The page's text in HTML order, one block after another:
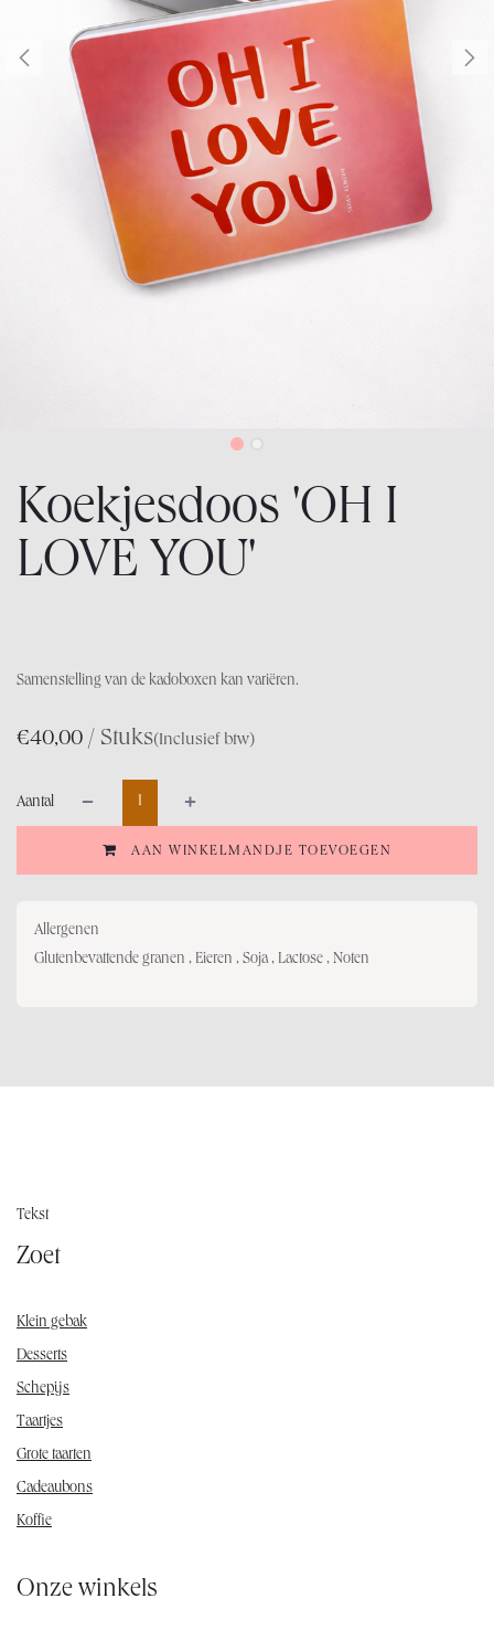
Koekjesdoos 'OH I
LOVE YOU'
Samenstelling van de kadoboxen kan variëren.
40,00
€ / Stuks(Inclusief btw)
AAN WINKELMANDJE TOEVOEGEN
Aantal
Allergenen
Glutenbevattende granen , Eieren , Soja , Lactose , Noten
Tekst
Zoet
Klein gebak
Desserts
Schepijs
Taartjes
Grote taarten
Cadeaubons
Koffie
Onze winkels